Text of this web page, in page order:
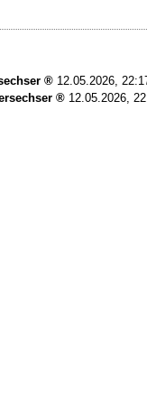
12.05.2026,
12.05.2026,